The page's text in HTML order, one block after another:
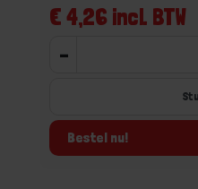
€ 4,26 incl. BTW
-
Bestel nu!